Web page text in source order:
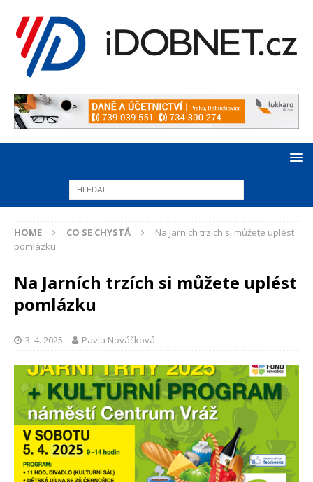
HOME CO SE CHYSTÁ
Na Jarních trzích si můžete uplést
pomlázku
Na Jarních trzích si můžete uplést
pomlázku
3. 4. 2025 Pavla Nováčková